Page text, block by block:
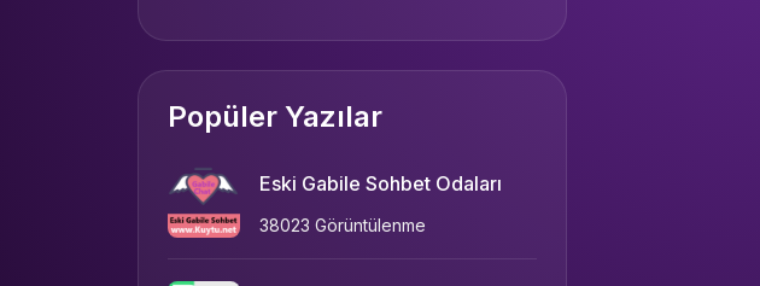
Popüler Yazılar
Eski Gabile Sohbet Odaları
38023 Görüntülenme